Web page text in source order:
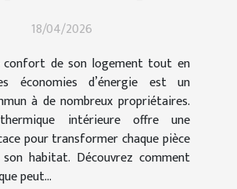
18/04/2026
confort de son logement tout en
économies d’énergie est un
à de nombreux propriétaires.
thermique intérieure offre une
pour transformer chaque pièce
habitat. Découvrez comment
peut...